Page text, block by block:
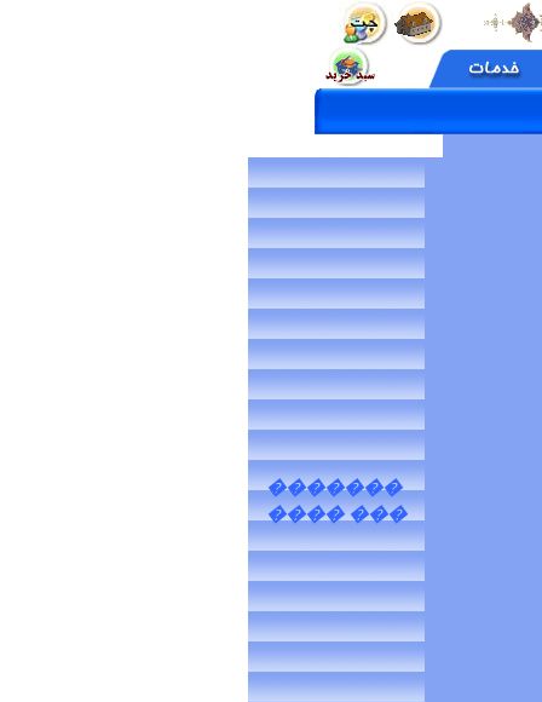
�������
��� ����